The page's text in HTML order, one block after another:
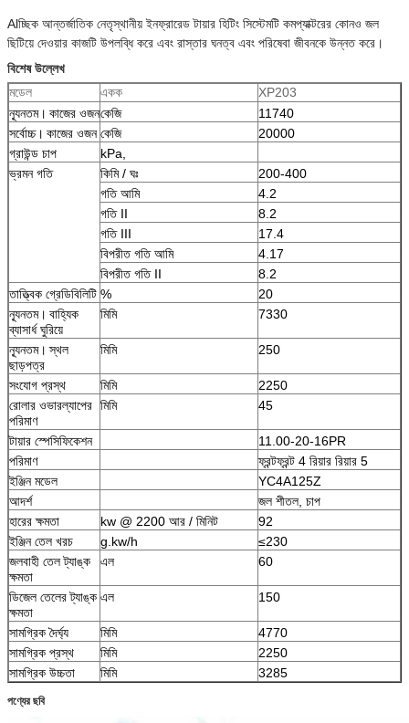
Alচ্ছিক আন্তর্জাতিক নেতৃস্থানীয় ইনফ্রারেড টায়ার হিটিং সিস্টেমটি কমপ্যাক্টরের কোনও জল
ছিটিয়ে দেওয়ার কাজটি উপলব্ধি করে এবং রাস্তার ঘনত্ব এবং পরিষেবা জীবনকে উন্নত করে।
বিশেষ উল্লেখ
মডেল
একক
XP203
ন্যূনতম। কাজের ওজনকেজি
11740
সর্বোচ্চ। কাজের ওজন কেজি
20000
গ্রাউন্ড চাপ
kPa,
ভ্রমন গতি
কিমি / ঘঃ
200-400
গতি আমি
4.2
গতি II
8.2
গতি III
17.4
বিপরীত গতি আমি
4.17
বিপরীত গতি II
8.2
তাত্ত্বিক গ্রেডিবিলিটি %
20
ন্যূনতম। বাহ্যিক
ব্যাসার্ধ ঘুরিয়ে
মিমি 7330
ন্যূনতম। স্থল
ছাড়পত্র
মিমি 250
সংযোগ প্রস্থ মিমি
2250
রোলার ওভারল্যাপের
পরিমাণ
মিমি 45
টায়ার স্পেসিফিকেশন
11.00-20-16PR
পরিমাণ
ফ্রন্টফ্রন্ট 4 রিয়ার রিয়ার 5
ইঞ্জিন মডেল
YC4A125Z
আদর্শ
জল শীতল, চাপ
হারের ক্ষমতা
kw @ 2200 আর / মিনিট
92
ইঞ্জিন তেল খরচ
g.kw/h
≤230
জলবাহী তেল ট্যাঙ্ক
ক্ষমতা
এল 60
ডিজেল তেলের ট্যাঙ্ক
ক্ষমতা
এল 150
সামগ্রিক দৈর্ঘ্য মিমি
4770
সামগ্রিক প্রস্থ
মিমি
2250
সামগ্রিক উচ্চতা
মিমি 3285
পণ্যের ছবি